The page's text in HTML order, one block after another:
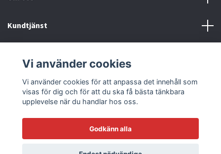
Kundtjänst
Sociala medier
© 2026 Racetrack by Bilmodecenter - EST 1979
Vi använder cookies
Vi använder cookies för att anpassa det innehåll som
visas för dig och för att du ska få bästa tänkbara
upplevelse när du handlar hos oss.
Godkänn alla